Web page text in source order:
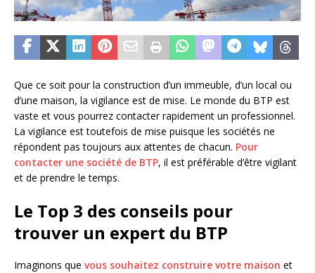
Que ce soit pour la construction d’un immeuble, d’un local ou
d’une maison, la vigilance est de mise. Le monde du BTP est
vaste et vous pourrez contacter rapidement un professionnel.
La vigilance est toutefois de mise puisque les sociétés ne
répondent pas toujours aux attentes de chacun. Pour
contacter une société de BTP, il est préférable d’être vigilant
et de prendre le temps.
Le Top 3 des conseils pour
trouver un expert du BTP
Imaginons que vous souhaitez construire votre maison et